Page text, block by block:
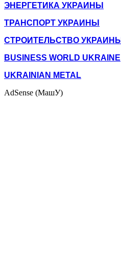
ЭНЕРГЕТИКА УКРАИНЫ
ТРАНСПОРТ УКРАИНЫ
СТРОИТЕЛЬСТВО УКРАИНЫ
BUSINESS WORLD UKRAINE
UKRAINIAN METAL
AdSense (МашУ)